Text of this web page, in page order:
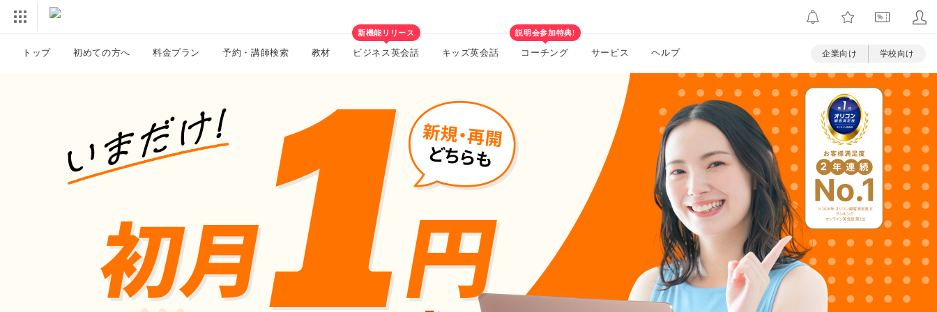
トップ 初めての方へ 料金プラン 予約・講師検索 教材
新機能リリース
ビジネス英会話 キッズ英会話
説明会参加特典!
コーチング サービス ヘルプ 企業向け 学校向け